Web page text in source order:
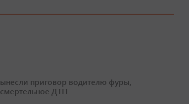
приговор водителю фуры,
ДТП